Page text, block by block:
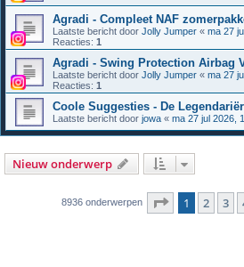
Agradi - Compleet NAF
Laatste bericht door Jolly Jumper « ma 27
Reacties: 1
Agradi - Swing Protection Airbag
Laatste bericht door Jolly Jumper « ma 27
Reacties: 1
Coole Suggesties - De
Laatste bericht door jowa « ma 27 jul 2026,
Nieuw onderwerp
8936 onderwerpen Pagina van
1 2 3